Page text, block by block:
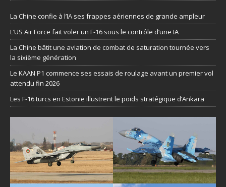
La Chine confie à l’IA ses frappes aériennes de grande ampleur
L’US Air Force fait voler un F-16 sous le contrôle d’une IA
La Chine bâtit une aviation de combat de saturation tournée vers
la sixième génération
Le KAAN P1 commence ses essais de roulage avant un premier vol
attendu fin 2026
Les F-16 turcs en Estonie illustrent le poids stratégique d’Ankara